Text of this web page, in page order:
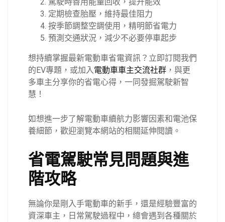
定期檢查胎壓，維持最佳阻力
按季節調整空調使用，精明節省電力
預測交通狀況，減少不必要停車起步
想持續掌握最新電動車省電資訊？立即訂閱我們
的EV專題，或加入電動車車主交流社群 ，與更
多車主分享你的省電心得，一同發掘駕駛新智
慧！
如想進一步了解電動車續航力影響因素和電池保
養細節，歡迎瀏覽本網站的相關延伸閱讀。
省電駕駛常見問題與進
階攻略
無論你是剛入手電動車的新手，還是經驗豐富的
資深車主，日常駕駛過程中，總會遇到各種關於